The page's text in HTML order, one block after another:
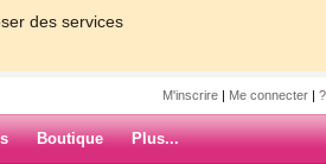
des services
M'inscrire | Me connecter |
Boutique Plus...